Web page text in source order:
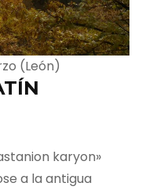
(León)
karyon»
a la antigua